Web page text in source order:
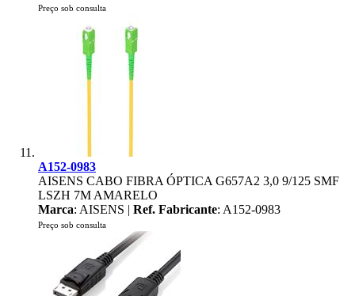
Preço sob consulta
A152-0983
AISENS CABO FIBRA ÓPTICA G657A2 3,0 9/125 SMF
LSZH 7M AMARELO
Marca: AISENS | Ref. Fabricante: A152-0983
Preço sob consulta